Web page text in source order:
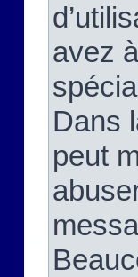
avez
Dans
peut